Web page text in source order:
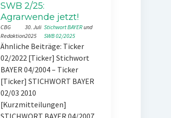
SWB 2/25:
Agrarwende jetzt!
CBG
Redaktion
30. Juli
2025
Stichwort BAYER
und
SWB 02/2025
Ähnliche Beiträge: Ticker
02/2022 [Ticker] Stichwort
BAYER 04/2004 – Ticker
[Ticker] STICHWORT BAYER
02/03 2010
[Kurzmitteilungen]